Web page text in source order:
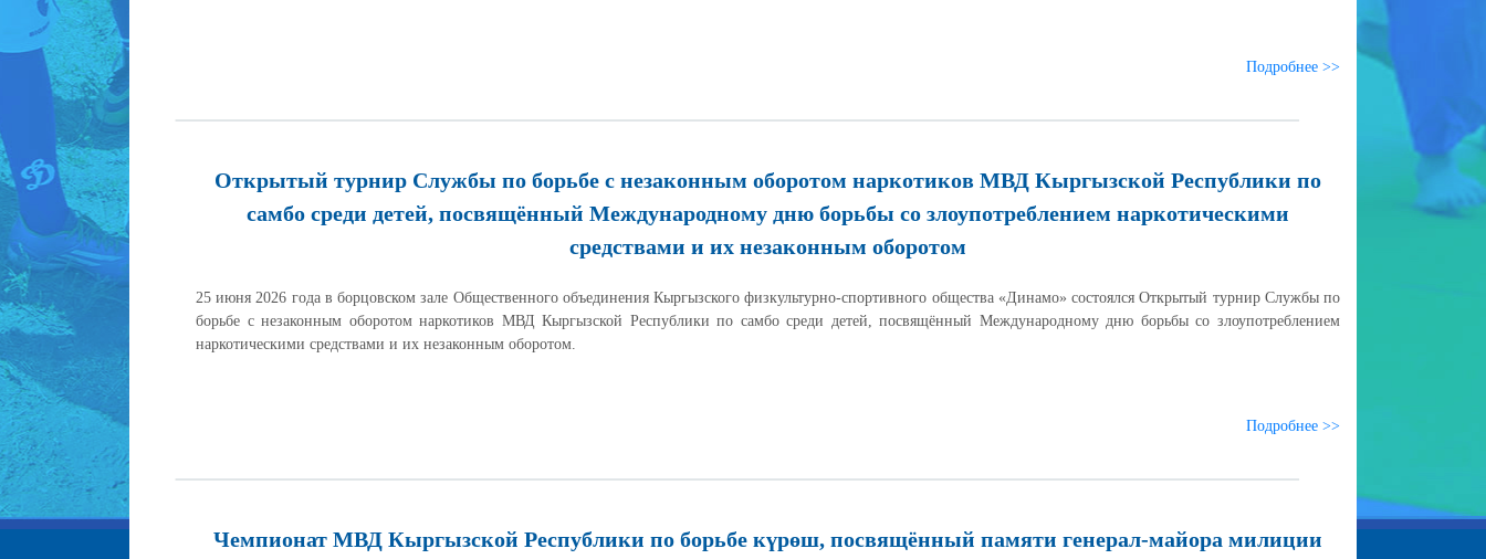
Подробнее >>
Открытый турнир Службы по борьбе с незаконным оборотом наркотиков МВД Кыргызской Республики по
самбо среди детей, посвящённый Международному дню борьбы со злоупотреблением наркотическими
средствами и их незаконным оборотом
25 июня 2026 года в борцовском зале Общественного объединения Кыргызского физкультурно-спортивного общества «Динамо» состоялся Открытый турнир Службы по
борьбе с незаконным оборотом наркотиков МВД Кыргызской Республики по самбо среди детей, посвящённый Международному дню борьбы со злоупотреблением
наркотическими средствами и их незаконным оборотом.
Подробнее >>
Чемпионат МВД Кыргызской Республики по борьбе күрөш, посвящённый памяти генерал-майора милиции